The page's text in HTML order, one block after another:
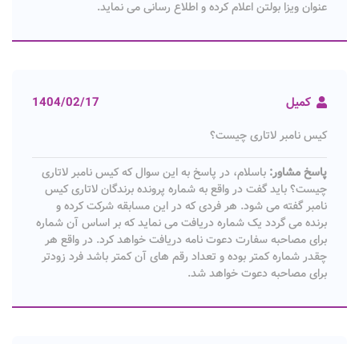
عنوان ویزا بولتن اعلام کرده و اطلاع رسانی می نماید.
کمیل 1404/02/17
کیس نامبر لاتاری چیست؟
پاسخ مشاور: باسلام، در پاسخ به این سوال که کیس نامبر لاتاری
چیست؟ باید گفت در واقع به شماره پرونده برندگان لاتاری کیس
نامبر گفته می شود. هر فردی که در این مسابقه شرکت کرده و
برنده می گردد یک شماره دریافت می نماید که بر اساس آن شماره
برای مصاحبه سفارت دعوت نامه دریافت خواهد کرد. در واقع هر
چقدر شماره کمتر بوده و تعداد رقم های آن کمتر باشد فرد زودتر
برای مصاحبه دعوت خواهد شد.